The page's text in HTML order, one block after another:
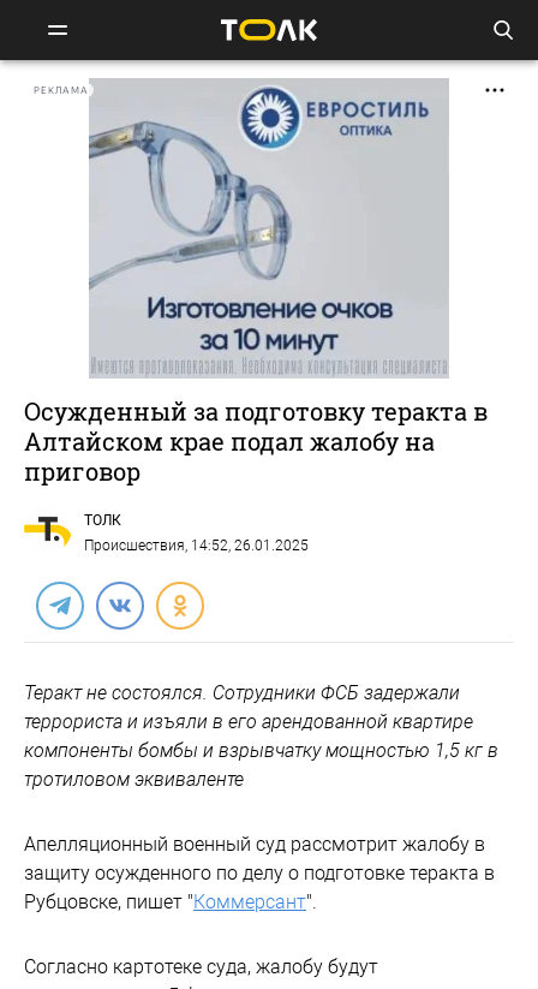
РЕКЛАМА
Осужденный за подготовку теракта в
Алтайском крае подал жалобу на
приговор
ТОЛК
Происшествия, 14:52, 26.01.2025
Теракт не состоялся. Сотрудники ФСБ задержали
террориста и изъяли в его арендованной квартире
компоненты бомбы и взрывчатку мощностью 1,5 кг в
тротиловом эквиваленте
Апелляционный военный суд рассмотрит жалобу в
защиту осужденного по делу о подготовке теракта в
Рубцовске, пишет "Коммерсант".
Согласно картотеке суда, жалобу будут